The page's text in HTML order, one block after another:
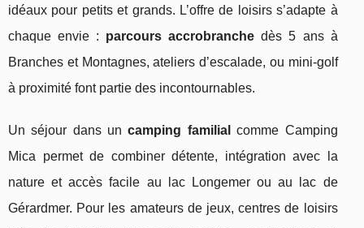
idéaux pour petits et grands. L’offre de loisirs s’adapte à
chaque envie : parcours accrobranche dès 5 ans à
Branches et Montagnes, ateliers d’escalade, ou mini-golf
à proximité font partie des incontournables.
Un séjour dans uncamping familial
comme Camping
Mica permet de combiner détente, intégration avec la
nature et accès facile au lac Longemer ou au lac de
Gérardmer. Pour les amateurs de jeux, centres de loisirs